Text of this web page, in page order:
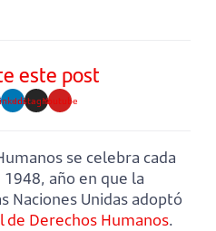
este post
InstagramYoutube
se celebra cada
1948, año en que la
Naciones Unidas adoptó
de Derechos Humanos.